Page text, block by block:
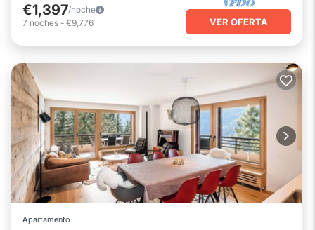
€1,397/noche
7 noches - €9,776 VER OFERTA
Apartamento